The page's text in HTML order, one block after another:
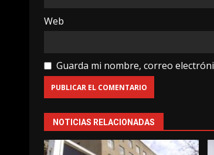
Web
Guarda mi nombre, correo
NOTICIAS RELACIONADAS